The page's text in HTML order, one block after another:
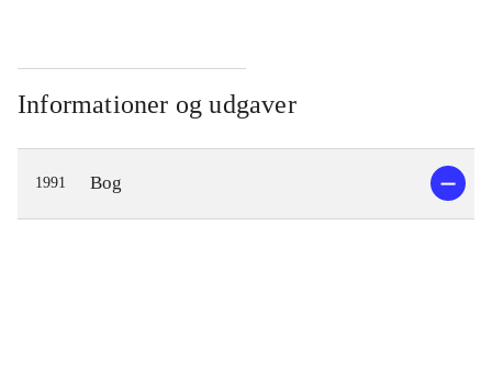
Informationer og udgaver
1991 Bog